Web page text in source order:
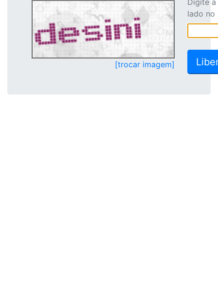
[trocar imagem]
Digite
lado no